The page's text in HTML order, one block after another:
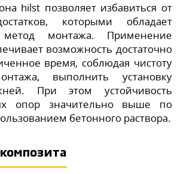
hilst позволяет избавиться от
которыми обладает
метод монтажа. Применение
возможность достаточно
время, соблюдая чистоту
выполнить установку
При этом устойчивость
опор значительно выше по
бетонного раствора.